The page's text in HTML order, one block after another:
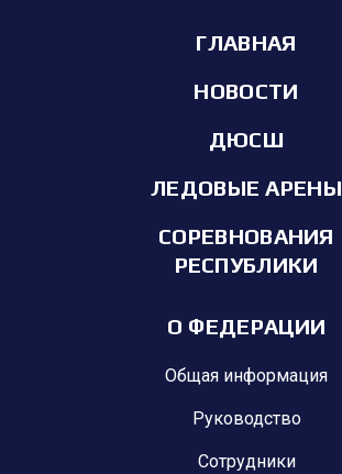
ГЛАВНАЯ
НОВОСТИ
ДЮСШ
ЛЕДОВЫЕ АРЕНЫ
СОРЕВНОВАНИЯ
РЕСПУБЛИКИ
О ФЕДЕРАЦИИ
Общая информация
Руководство
Сотрудники